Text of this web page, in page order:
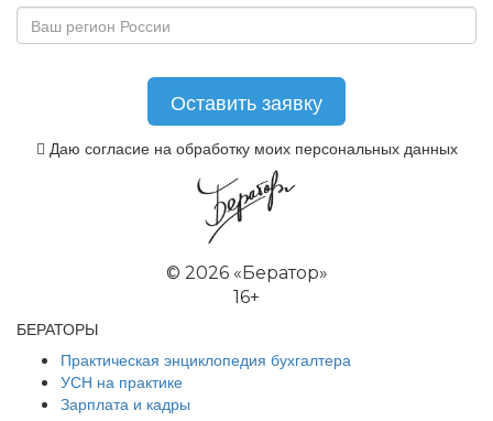
Даю согласие на обработку моих персональных данных
© 2026 «Бератор»
16+
БЕРАТОРЫ
Практическая энциклопедия бухгалтера
УСН на практике
Зарплата и кадры